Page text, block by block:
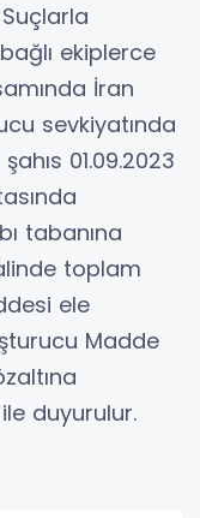
ekiplerce
İran
sevkiyatında
01.09.2023
tabanına
toplam
ele
Madde
duyurulur.